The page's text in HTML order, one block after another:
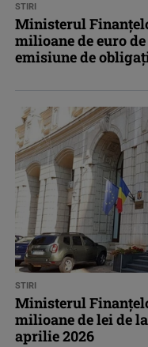
STIRI
Ministerul
milioane de euro
emisiune de
STIRI
Ministerul
milioane de lei de
aprilie 2026